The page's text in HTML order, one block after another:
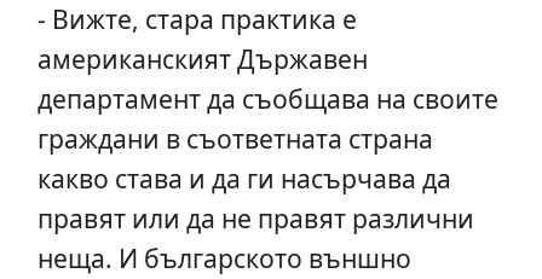
- Вижте, стара практика е
американският Държавен
департамент да съобщава на своите
граждани в съответната страна
какво става и да ги насърчава да
правят или да не правят различни
неща. И българското външно